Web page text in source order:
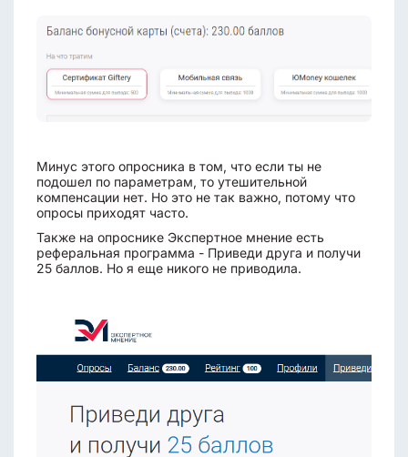
Минус этого опросника в том, что если ты не
подошел по параметрам, то утешительной
компенсации нет. Но это не так важно, потому что
опросы приходят часто.
Также на опроснике Экспертное мнение есть
реферальная программа - Приведи друга и получи
25 баллов. Но я еще никого не приводила.